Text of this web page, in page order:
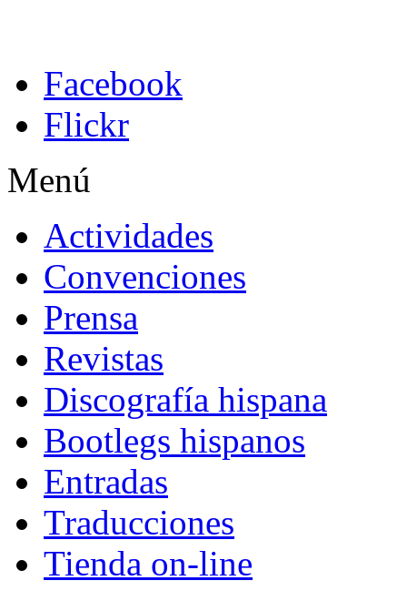
Facebook
Flickr
Menú
Actividades
Convenciones
Prensa
Revistas
Discografía hispana
Bootlegs hispanos
Entradas
Traducciones
Tienda on-line